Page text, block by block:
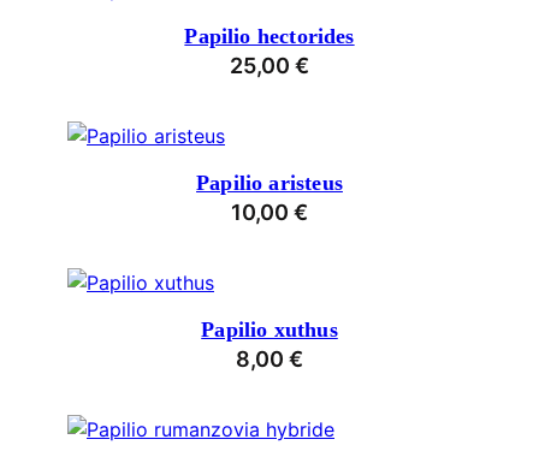
Papilio hectorides
25,00 €
Papilio aristeus
10,00 €
Papilio xuthus
8,00 €